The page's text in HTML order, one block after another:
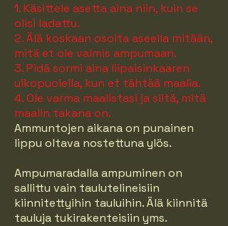
1. Käsittele asetta aina niin, kuin se
olisi ladattu.
2. Älä koskaan osoita aseella mitään,
mitä et ole valmis ampumaan.
3. Pidä sormi aina liipaisinkaaren
ulkopuolella, kun et tähtää maalia.
4. Ole varma maalistasi ja siitä, mitä
maalin takana on.
Ammuntojen aikana on punainen
lippu oltava nostettuna ylös.
Ampumaradalla ampuminen on
sallittu vain taulutelineisiin
kiinnitettyihin tauluihin. Älä kiinnitä
tauluja tukirakenteisiin yms.